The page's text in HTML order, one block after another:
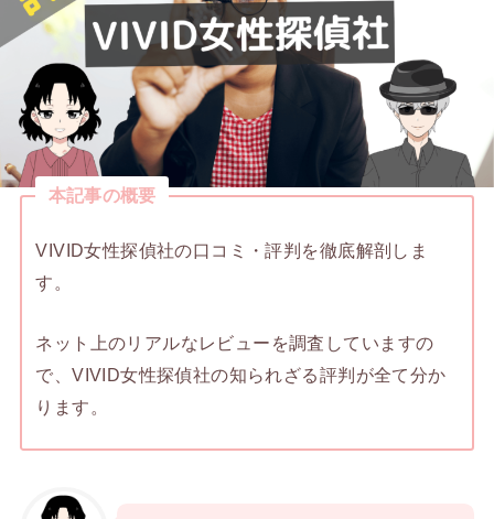
本記事の概要
VIVID女性探偵社の口コミ・評判を徹底解剖しま
す。
ネット上のリアルなレビューを調査していますの
で、VIVID女性探偵社の知られざる評判が全て分か
ります。